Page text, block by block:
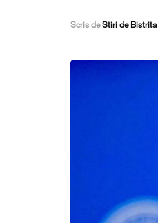
Scris deStiri de Bistrita